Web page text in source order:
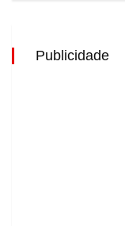
Publicidade